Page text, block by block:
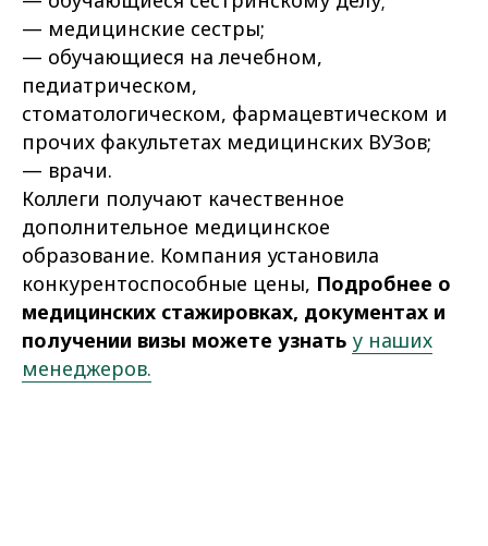
— медицинские сестры;
— обучающиеся на лечебном,
педиатрическом,
стоматологическом, фармацевтическом и
прочих факультетах медицинских ВУЗов;
— врачи.
Коллеги получают качественное
дополнительное медицинское
образование. Компания установила
конкурентоспособные цены, Подробнее о
медицинских стажировках, документах и
получении визы можете узнать у наших
менеджеров.